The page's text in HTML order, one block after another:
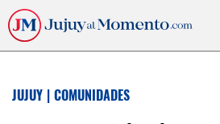
JUJUY | COMUNIDADES